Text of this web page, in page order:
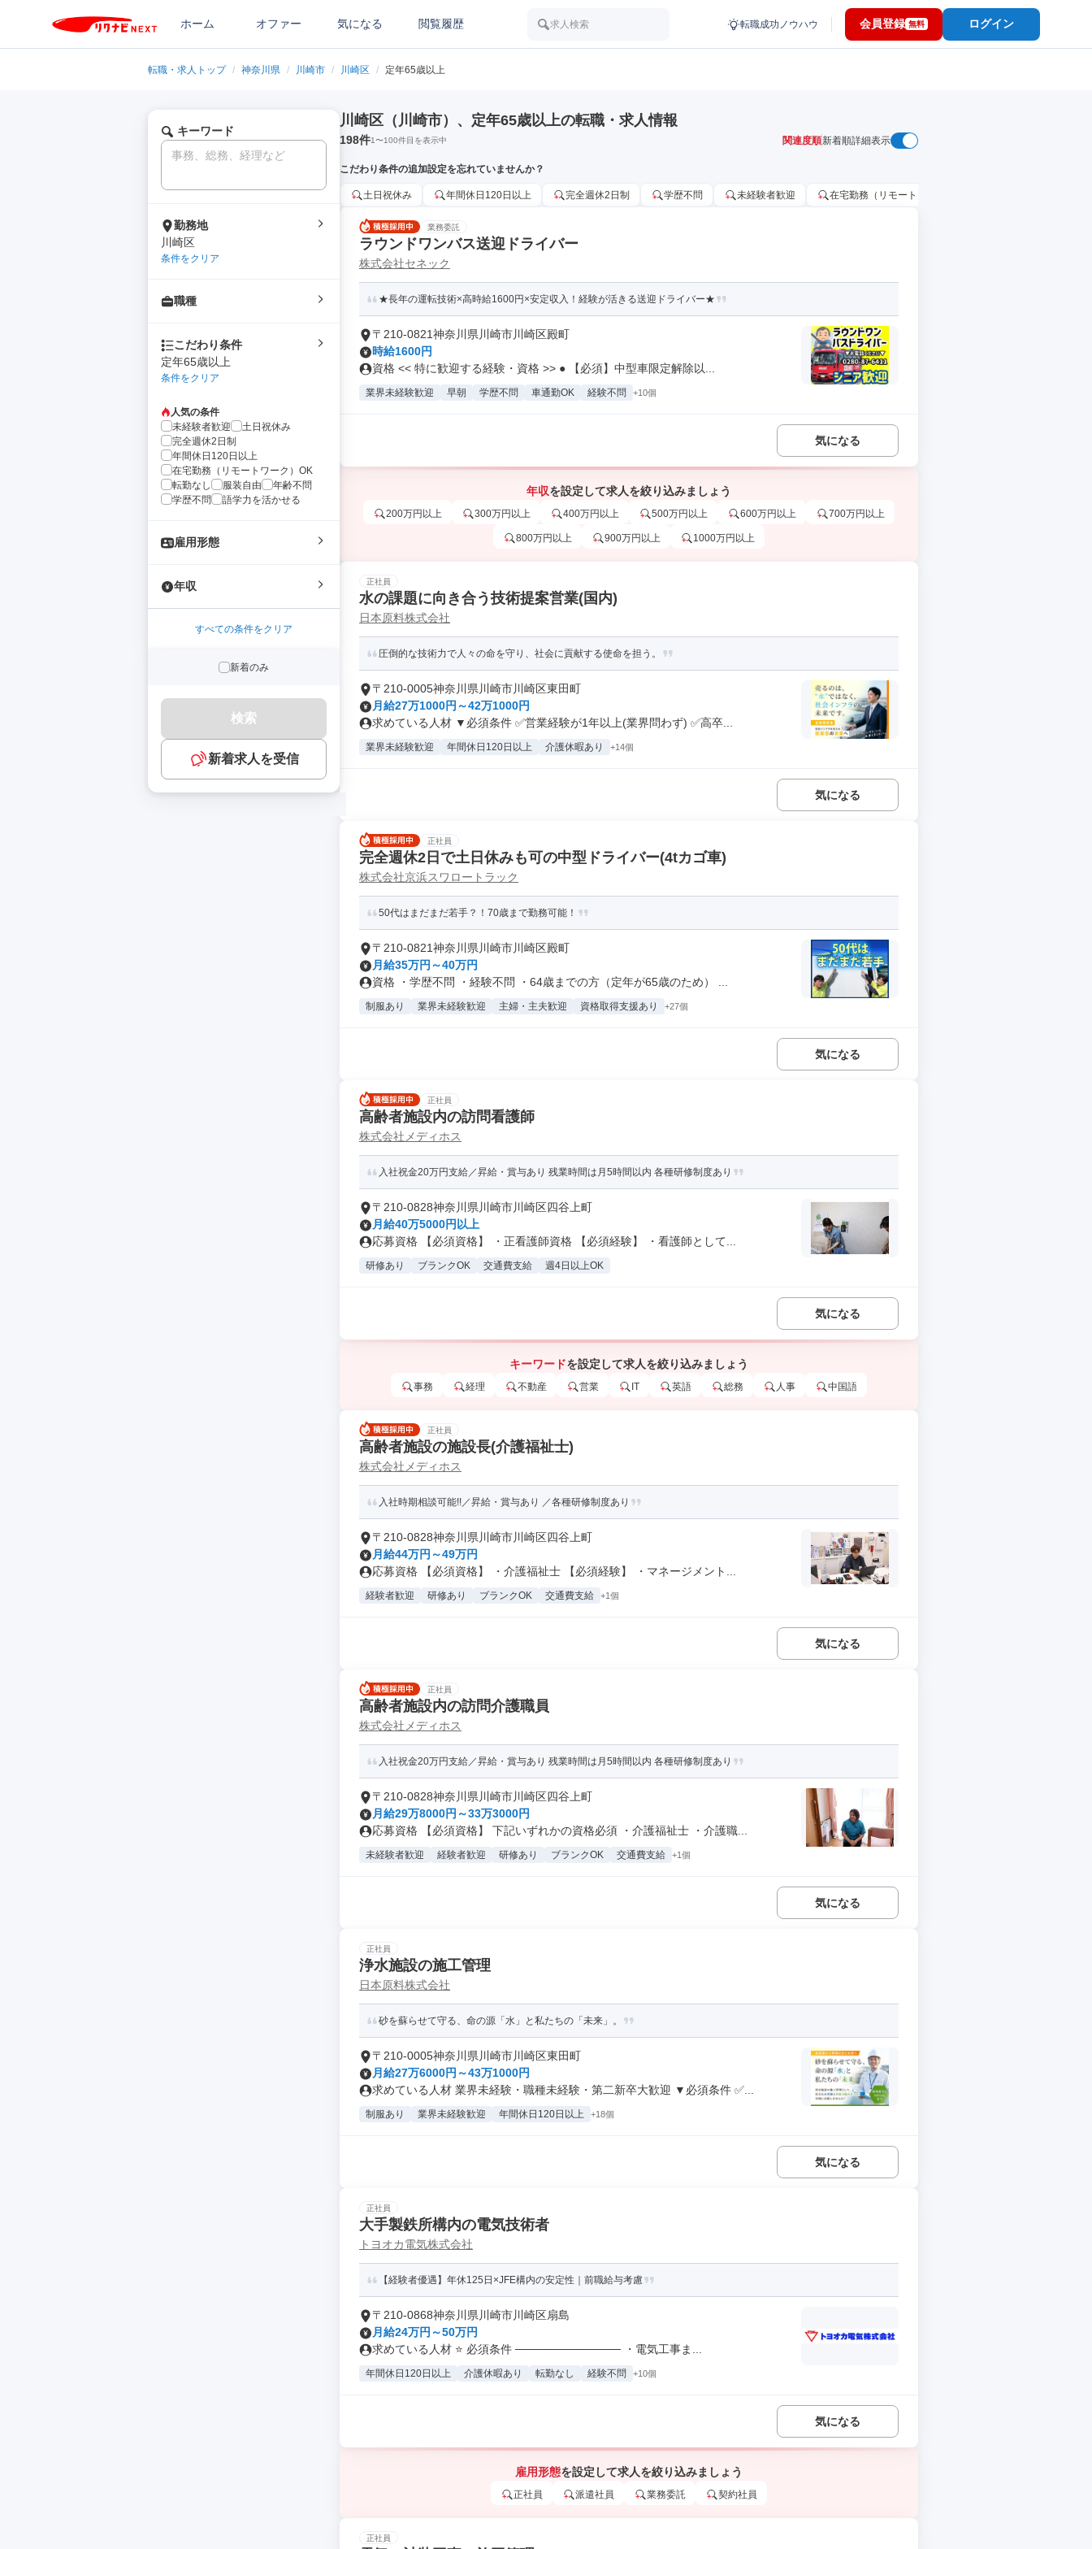
ホーム オファー 気になる 閲覧履歴 求人検索 転職成功ノウハウ 会員登録 無料 ログイン
転職・求人トップ / 神奈川県 / 川崎市 / 川崎区 / 定年65歳以上
キーワード
勤務地
川崎区
条件をクリア
職種
こだわり条件
定年65歳以上
条件をクリア
人気の条件
未経験者歓迎
土日祝休み
完全週休2日制
年間休日120日以上
在宅勤務（リモートワーク）OK
転勤なし
服装自由
年齢不問
学歴不問
語学力を活かせる
雇用形態
年収
すべての条件をクリア
新着のみ
検索
新着求人を受信
川崎区（川崎市）、定年65歳以上の転職・求人情報
198件1〜100件目を表示中 関連度順新着順詳細表示
こだわり条件の追加設定を忘れていませんか？
土日祝休み 年間休日120日以上 完全週休2日制 学歴不問 未経験者歓迎 在宅勤務（リモートワーク）OK
業務委託
ラウンドワンバス送迎ドライバー
株式会社セネック
★長年の運転技術×高時給1600円×安定収入！経験が活きる送迎ドライバー★
〒210-0821神奈川県川崎市川崎区殿町
時給1600円
資格 << 特に歓迎する経験・資格 >> ● 【必須】中型車限定解除以...
業界未経験歓迎 早朝 学歴不問 車通勤OK 経験不問 +10個
気になる
年収を設定して求人を絞り込みましょう
200万円以上 300万円以上 400万円以上 500万円以上 600万円以上 700万円以上
800万円以上 900万円以上 1000万円以上
正社員
水の課題に向き合う技術提案営業(国内)
日本原料株式会社
圧倒的な技術力で人々の命を守り、社会に貢献する使命を担う。
〒210-0005神奈川県川崎市川崎区東田町
月給27万1000円～42万1000円
求めている人材 ▼必須条件 ✅営業経験が1年以上(業界問わず) ✅高卒...
業界未経験歓迎 年間休日120日以上 介護休暇あり +14個
気になる
正社員
完全週休2日で土日休みも可の中型ドライバー(4tカゴ車)
株式会社京浜スワロートラック
50代はまだまだ若手？！70歳まで勤務可能！
〒210-0821神奈川県川崎市川崎区殿町
月給35万円～40万円
資格 ・学歴不問 ・経験不問 ・64歳までの方（定年が65歳のため） ...
制服あり 業界未経験歓迎 主婦・主夫歓迎 資格取得支援あり +27個
気になる
正社員
高齢者施設内の訪問看護師
株式会社メディホス
入社祝金20万円支給／昇給・賞与あり 残業時間は月5時間以内 各種研修制度あり
〒210-0828神奈川県川崎市川崎区四谷上町
月給40万5000円以上
応募資格 【必須資格】 ・正看護師資格 【必須経験】 ・看護師として...
研修あり ブランクOK 交通費支給 週4日以上OK
気になる
キーワードを設定して求人を絞り込みましょう
事務 経理 不動産 営業 IT 英語 総務 人事 中国語
正社員
高齢者施設の施設長(介護福祉士)
株式会社メディホス
入社時期相談可能!!／昇給・賞与あり ／各種研修制度あり
〒210-0828神奈川県川崎市川崎区四谷上町
月給44万円～49万円
応募資格 【必須資格】 ・介護福祉士 【必須経験】 ・マネージメント...
経験者歓迎 研修あり ブランクOK 交通費支給 +1個
気になる
正社員
高齢者施設内の訪問介護職員
株式会社メディホス
入社祝金20万円支給／昇給・賞与あり 残業時間は月5時間以内 各種研修制度あり
〒210-0828神奈川県川崎市川崎区四谷上町
月給29万8000円～33万3000円
応募資格 【必須資格】 下記いずれかの資格必須 ・介護福祉士 ・介護職...
未経験者歓迎 経験者歓迎 研修あり ブランクOK 交通費支給 +1個
気になる
正社員
浄水施設の施工管理
日本原料株式会社
砂を蘇らせて守る、命の源「水」と私たちの「未来」。
〒210-0005神奈川県川崎市川崎区東田町
月給27万6000円～43万1000円
求めている人材 業界未経験・職種未経験・第二新卒大歓迎 ▼必須条件 ✅...
制服あり 業界未経験歓迎 年間休日120日以上 +18個
気になる
正社員
大手製鉄所構内の電気技術者
トヨオカ電気株式会社
【経験者優遇】年休125日×JFE構内の安定性｜前職給与考慮
〒210-0868神奈川県川崎市川崎区扇島
月給24万円～50万円
求めている人材 ⭐ 必須条件 ───────────── ・電気工事ま...
年間休日120日以上 介護休暇あり 転勤なし 経験不問 +10個
気になる
雇用形態を設定して求人を絞り込みましょう
正社員 派遣社員 業務委託 契約社員
正社員